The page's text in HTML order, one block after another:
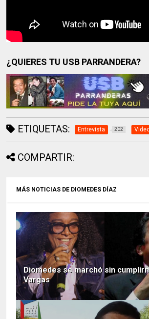
¿QUIERES TU USB PARRANDERA?
ETIQUETAS: Entrevista 202
COMPARTIR:
MÁS NOTICIAS DE DIOMEDES DÍAZ
Diomedes se marchó sin
Vargas